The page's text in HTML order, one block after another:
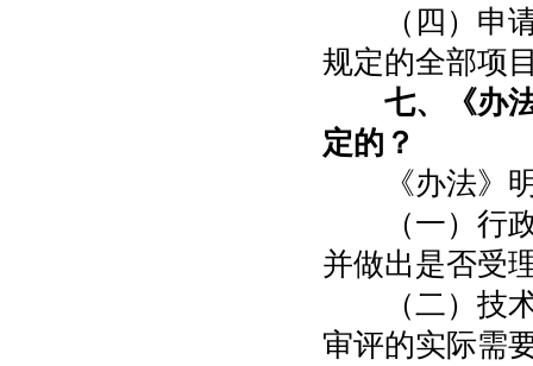
（四）申请
规定的全部项
七、《办
定的？
《办法》明
（一）行政
并做出是否受
（二）技术
审评的实际需